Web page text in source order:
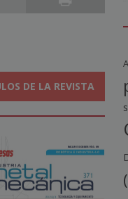
DE LA REVISTA